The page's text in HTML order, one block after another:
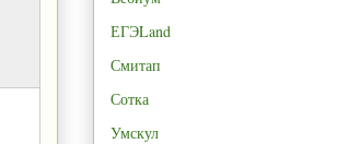
ЕГЭLand
Смитап
Сотка
Умскул